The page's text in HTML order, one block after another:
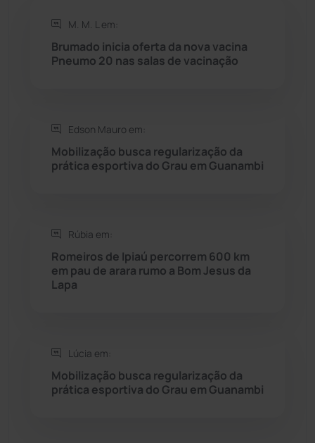
Rio de Contas
Rio do Antônio
Saúde
Seabra (50)
Sítio do Mato
Sudoeste Baiano
M. M. L em:
Brumado inicia oferta da nova vacina
Pneumo 20 nas salas de vacinação
Edson Mauro em:
Mobilização busca regularização da
prática esportiva do Grau em Guanambi
Rúbia em:
Romeiros de Ipiaú percorrem 600 km
em pau de arara rumo a Bom Jesus da
Lapa
Lúcia em:
Mobilização busca regularização da
prática esportiva do Grau em Guanambi